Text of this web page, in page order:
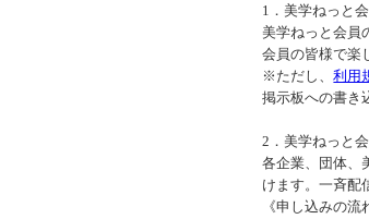
1．美学ねっと
美学ねっと会員
会員の皆様で楽
※ただし、利用
掲示板への書き
2．美学ねっと
各企業、団体、
けます。一斉配
《申し込みの流